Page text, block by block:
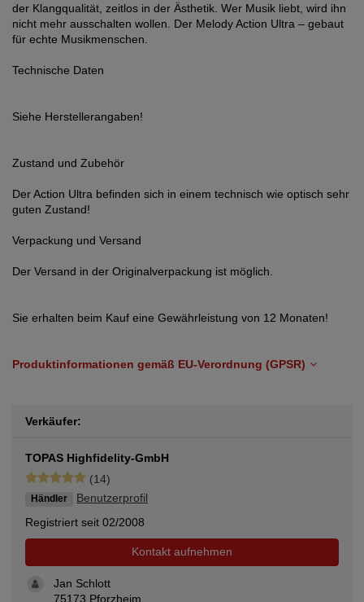
der Klangqualität, zeitlos in der Ästhetik. Wer Musik liebt, wird ihn
nicht mehr ausschalten wollen. Der Melody Action Ultra – gebaut
für echte Musikmenschen.
Technische Daten
Siehe Herstellerangaben!
Zustand und Zubehör
Der Action Ultra befinden sich in einem technisch wie optisch sehr
guten Zustand!
Verpackung und Versand
Der Versand in der Originalverpackung ist möglich.
Sie erhalten beim Kauf eine Gewährleistung von 12 Monaten!
Produktinformationen gemäß EU-Verordnung (GPSR)
Verkäufer:
TOPAS Highfidelity-GmbH
(14)
Händler
Benutzerprofil
Registriert seit 02/2008
Kontakt aufnehmen
Jan Schlott
75173 Pforzheim